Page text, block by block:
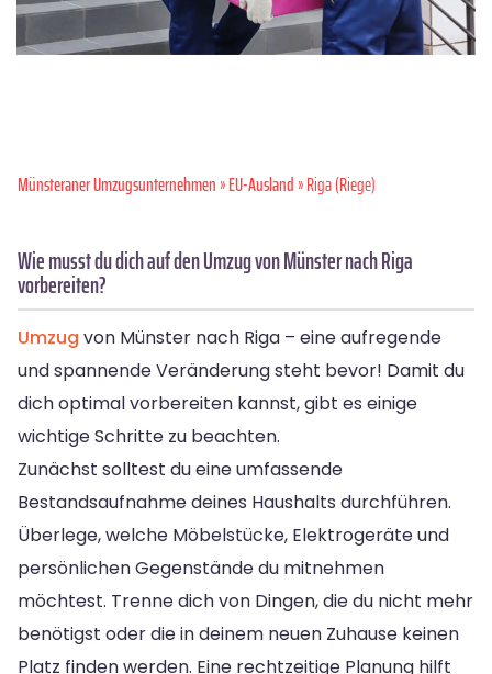
Münsteraner Umzugsunternehmen»EU-Ausland» Riga (Riege)
Wie musst du dich auf den Umzug von Münster nach Riga
vorbereiten?
Umzug von Münster nach Riga – eine aufregende
und spannende Veränderung steht bevor! Damit du
dich optimal vorbereiten kannst, gibt es einige
wichtige Schritte zu beachten.
Zunächst solltest du eine umfassende
Bestandsaufnahme deines Haushalts durchführen.
Überlege, welche Möbelstücke, Elektrogeräte und
persönlichen Gegenstände du mitnehmen
möchtest. Trenne dich von Dingen, die du nicht mehr
benötigst oder die in deinem neuen Zuhause keinen
Platz finden werden. Eine rechtzeitige Planung hilft